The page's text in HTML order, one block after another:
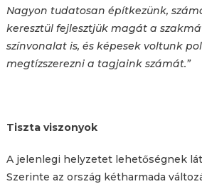
Nagyon tudatosan építkezünk,
keresztül fejlesztjük magát a
színvonalat is, és képesek voltunk
megtízszerezni a tagjaink számát.”
Tiszta viszonyok
A jelenlegi helyzetet lehetőségnek
Szerinte az ország kétharmada